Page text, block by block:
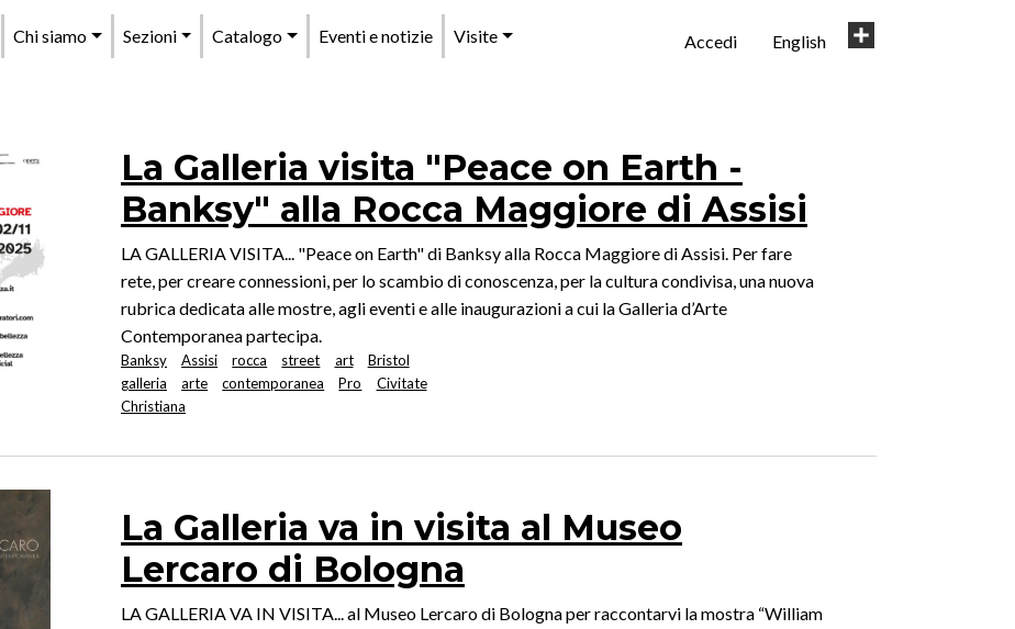
Menu
principale
Chi siamo Sezioni Catalogo Eventi e notizie Visite
User
Accedi English
La Galleria visita "Peace on Earth -
Banksy" alla Rocca Maggiore di Assisi
LA GALLERIA VISITA... "Peace on Earth" di Banksy alla Rocca Maggiore di Assisi. Per fare
rete, per creare connessioni, per lo scambio di conoscenza, per la cultura condivisa, una nuova
rubrica dedicata alle mostre, agli eventi e alle inaugurazioni a cui la Galleria d’Arte
Contemporanea partecipa.
Banksy Assisi rocca street art
Bristol
galleria
arte contemporanea Pro
Civitate
Christiana
La Galleria va in visita al Museo
Lercaro di Bologna
LA GALLERIA VA IN VISITA... al Museo Lercaro di Bologna per raccontarvi la mostra “William